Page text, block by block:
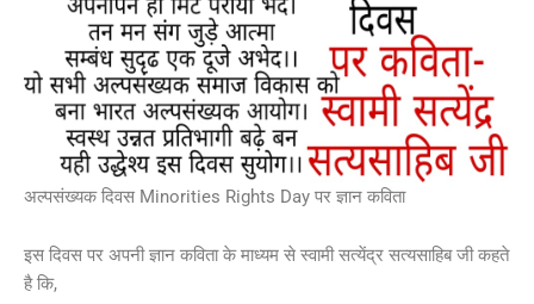
अल्पसंख्यक दिवस Minorities Rights Day पर ज्ञान कविता
इस दिवस पर अपनी ज्ञान कविता के माध्यम से स्वामी सत्येंद्र सत्यसाहिब जी कहते
है कि,